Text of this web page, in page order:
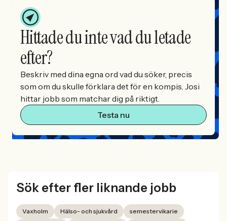
Hittade du inte vad du letade
efter?
Beskriv med dina egna ord vad du söker, precis
som om du skulle förklara det för en kompis. Josi
hittar jobb som matchar dig på riktigt.
Testa nu
Sök efter fler liknande jobb
Vaxholm Hälso- och sjukvård
semestervikarie